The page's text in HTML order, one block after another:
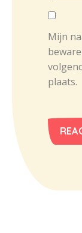
Mijn
plaats.